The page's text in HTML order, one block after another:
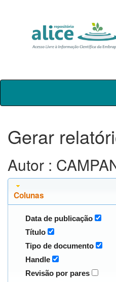
Skip
Gerar
Autor :
Colunas
Data de publicação
Título
Tipo de documento
Handle
Revisão por pares